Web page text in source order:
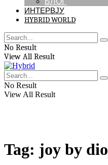
ИНТЕРВЈУ
HYBRID WORLD
No Result
View All Result
No Result
View All Result
Tag: joy by